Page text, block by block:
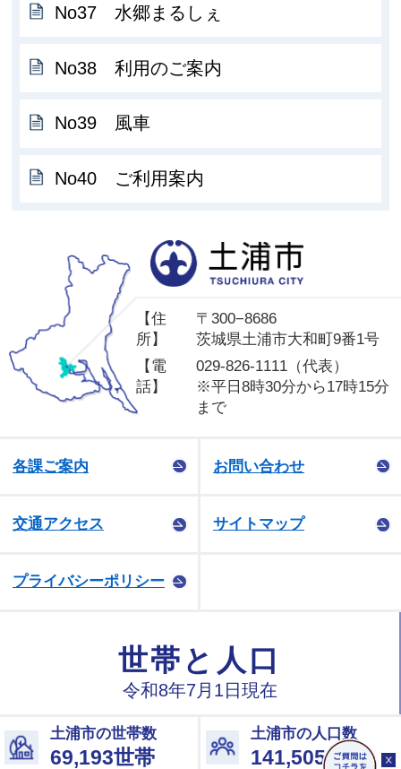
No37 水郷まるしぇ
No38 利用のご案内
No39 風車
No40 ご利用案内
【住
所】
〒300−8686
茨城県土浦市大和町9番1号
【電
話】
029-826-1111（代表）
※平日8時30分から17時15分
まで
各課ご案内 お問い合わせ
交通アクセス サイトマップ
プライバシーポリシー